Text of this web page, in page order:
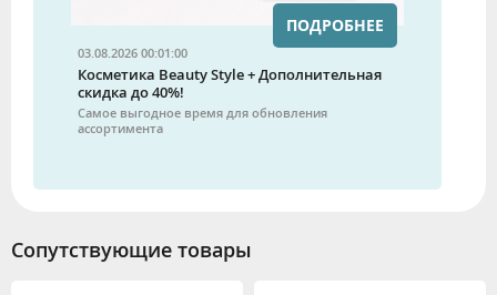
03.08.2026 00:01:00
Косметика Beauty Style + Дополнительная
скидка до 40%!
Самое выгодное время для обновления
ассортимента
ПОДРОБНЕЕ
Сопутствующие товары